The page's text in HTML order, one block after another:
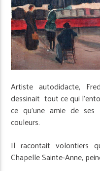
Artiste autodidacte,
dessinait tout ce qui
ce qu’une amie de
couleurs.
Il racontait volontiers
Chapelle Sainte-Anne,